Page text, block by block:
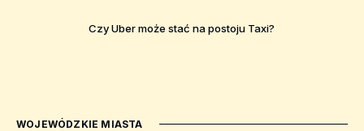
Czy Uber może stać na postoju Taxi?
WOJEWÓDZKIE MIASTA